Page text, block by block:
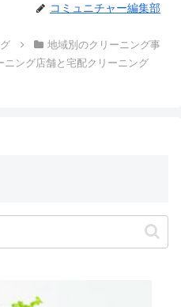
コミュニチャー編集部
地域別のクリーニング事
ニング店舗と宅配クリーニング